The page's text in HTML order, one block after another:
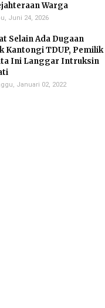
Warga
Juni 24, 2026
Selain Ada Dugaan
Kantongi TDUP, Pemilik
Ini Langgar Intruksin
Januari 02, 2022